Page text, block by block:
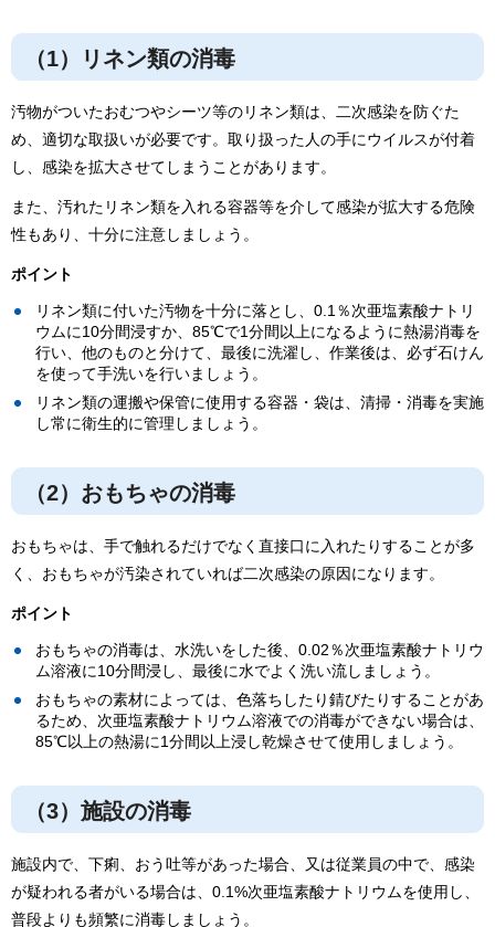
（1）リネン類の消毒
汚物がついたおむつやシーツ等のリネン類は、二次感染を防ぐた
め、適切な取扱いが必要です。取り扱った人の手にウイルスが付着
し、感染を拡大させてしまうことがあります。
また、汚れたリネン類を入れる容器等を介して感染が拡大する危険
性もあり、十分に注意しましょう。
ポイント
リネン類に付いた汚物を十分に落とし、0.1％次亜塩素酸ナトリ
ウムに10分間浸すか、85℃で1分間以上になるように熱湯消毒を
行い、他のものと分けて、最後に洗濯し、作業後は、必ず石けん
を使って手洗いを行いましょう。
リネン類の運搬や保管に使用する容器・袋は、清掃・消毒を実施
し常に衛生的に管理しましょう。
（2）おもちゃの消毒
おもちゃは、手で触れるだけでなく直接口に入れたりすることが多
く、おもちゃが汚染されていれば二次感染の原因になります。
ポイント
おもちゃの消毒は、水洗いをした後、0.02％次亜塩素酸ナトリウ
ム溶液に10分間浸し、最後に水でよく洗い流しましょう。
おもちゃの素材によっては、色落ちしたり錆びたりすることがあ
るため、次亜塩素酸ナトリウム溶液での消毒ができない場合は、
85℃以上の熱湯に1分間以上浸し乾燥させて使用しましょう。
（3）施設の消毒
施設内で、下痢、おう吐等があった場合、又は従業員の中で、感染
が疑われる者がいる場合は、0.1%次亜塩素酸ナトリウムを使用し、
普段よりも頻繁に消毒しましょう。